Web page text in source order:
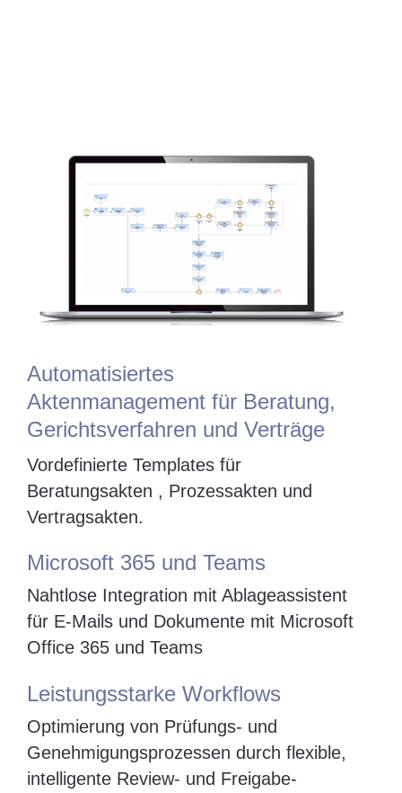
Automatisiertes
Aktenmanagement für Beratung,
Gerichtsverfahren und Verträge
Vordefinierte Templates für
Beratungsakten , Prozessakten und
Vertragsakten.
Microsoft 365 und Teams
Nahtlose Integration mit Ablageassistent
für E-Mails und Dokumente mit Microsoft
Office 365 und Teams
Leistungsstarke Workflows
Optimierung von Prüfungs- und
Genehmigungsprozessen durch flexible,
intelligente Review- und Freigabe-